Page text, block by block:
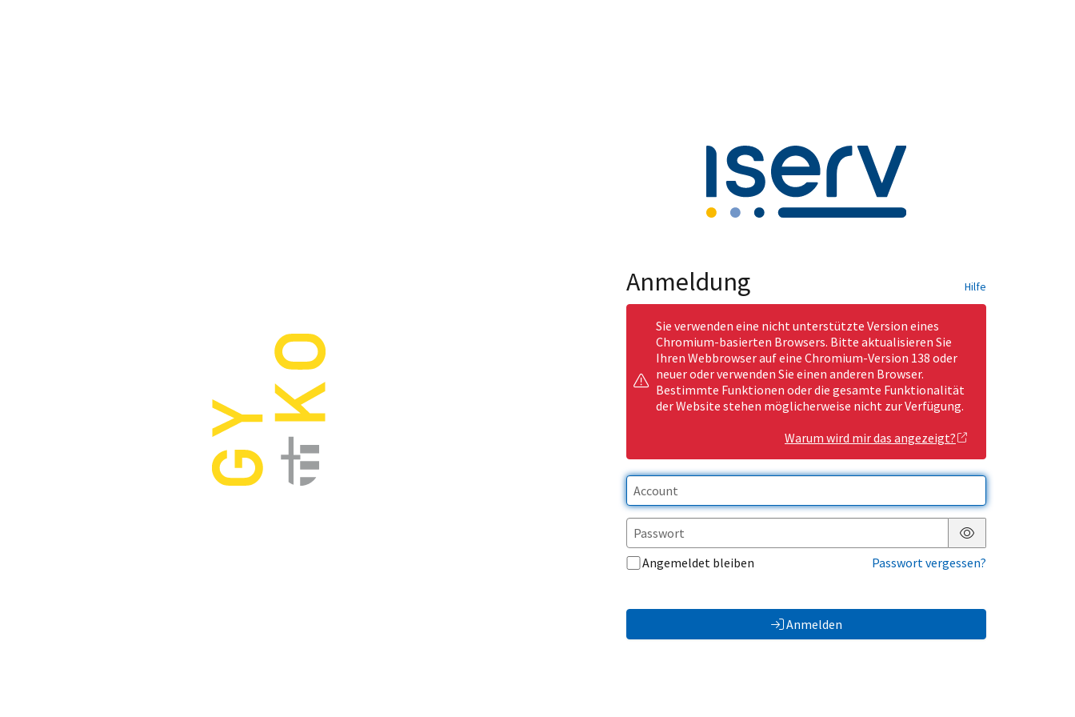
Anmeldung Hilfe
Sie verwenden eine nicht unterstützte Version eines
Chromium-basierten Browsers. Bitte aktualisieren Sie
Ihren Webbrowser auf eine Chromium-Version 138 oder
neuer oder verwenden Sie einen anderen Browser.
Bestimmte Funktionen oder die gesamte Funktionalität
der Website stehen möglicherweise nicht zur Verfügung.
Warum wird mir das angezeigt?
Passwort anzeigen
Angemeldet bleiben
Passwort vergessen?
Anmelden